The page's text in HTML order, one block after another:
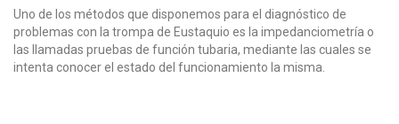
Uno de los métodos que disponemos para el diagnóstico de
problemas con la trompa de Eustaquio es la impedanciometría o
las llamadas pruebas de función tubaria, mediante las cuales se
intenta conocer el estado del funcionamiento la misma.